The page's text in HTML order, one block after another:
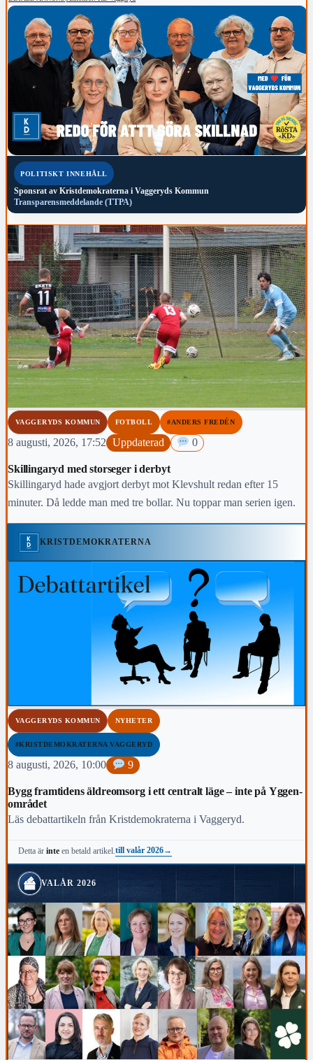
POLITISKT INNEHÅLL
Sponsrat av Kristdemokraterna i Vaggeryds Kommun
Transparensmeddelande (TTPA)
VAGGERYDS KOMMUN FOTBOLL #ANDERS FREDÉN
8 augusti, 2026, 17:52 Uppdaterad 0
Skillingaryd med storseger i derbyt
Skillingaryd hade avgjort derbyt mot Klevshult redan efter 15
minuter. Då ledde man med tre bollar. Nu toppar man serien igen.
KRISTDEMOKRATERNA
VAGGERYDS KOMMUN NYHETER
#KRISTDEMOKRATERNA VAGGERYD
8 augusti, 2026, 10:00 9
Bygg framtidens äldreomsorg i ett centralt läge – inte på Yggen-
området
Läs debattartikeln från Kristdemokraterna i Vaggeryd.
Detta ärinte en betald artikel.till valår 2026→
VALÅR 2026